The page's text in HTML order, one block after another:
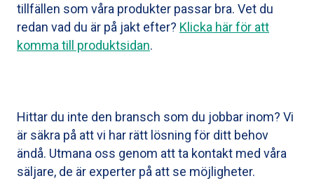
tillfällen som våra produkter passar bra. Vet du
redan vad du är på jakt efter? Klicka här för att
komma till produktsidan.
Hittar du inte den bransch som du jobbar inom? Vi
är säkra på att vi har rätt lösning för ditt behov
ändå. Utmana oss genom att ta kontakt med våra
säljare, de är experter på att se möjligheter.